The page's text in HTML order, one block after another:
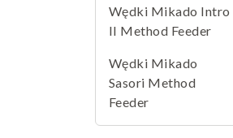
Wędki Mikado Intro
II Method Feeder
Wędki Mikado
Sasori Method
Feeder